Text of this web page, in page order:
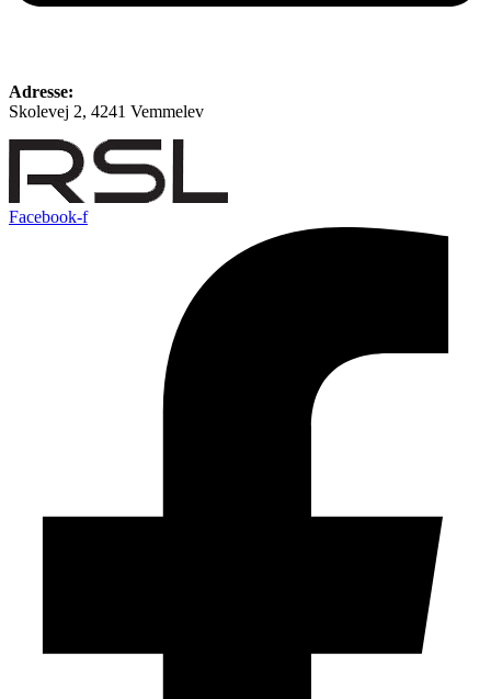
Adresse:
Skolevej 2, 4241 Vemmelev
Facebook-f